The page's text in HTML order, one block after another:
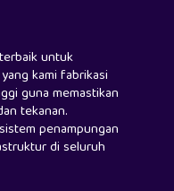
untuk
kami fabrikasi
guna memastikan
tekanan.
penampungan
di seluruh